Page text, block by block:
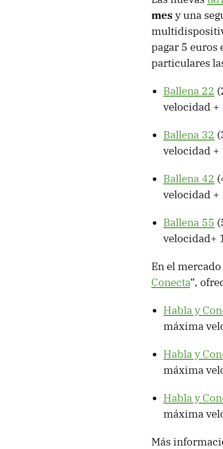
mes y una
pagar 5 euros
particulares
Ballena 22
velocidad +
Ballena 32
velocidad +
Ballena 42
velocidad +
Ballena 55
velocidad+
En el
Conecta“,
Habla y
máxima
Habla y
máxima
Habla y
máxima
Más